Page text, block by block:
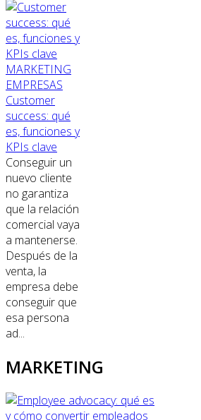
MARKETING
EMPRESAS
Customer
success: qué
es, funciones y
KPIs clave
Conseguir un
nuevo cliente
no garantiza
que la relación
comercial vaya
a mantenerse.
Después de la
venta, la
empresa debe
conseguir que
esa persona
ad...
MARKETING